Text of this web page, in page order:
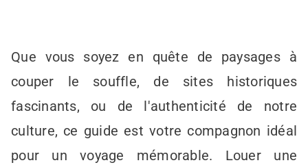
Que vous soyez en quête de paysages à
couper le souffle, de sites historiques
fascinants, ou de l'authenticité de notre
culture, ce guide est votre compagnon idéal
pour un voyage mémorable. Louer une